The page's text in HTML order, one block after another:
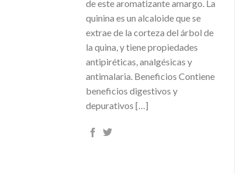
de este aromatizante amargo. La
quinina es un alcaloide que se
extrae de la corteza del árbol de
la quina, y tiene propiedades
antipiréticas, analgésicas y
antimalaria. Beneficios Contiene
beneficios digestivos y
depurativos […]